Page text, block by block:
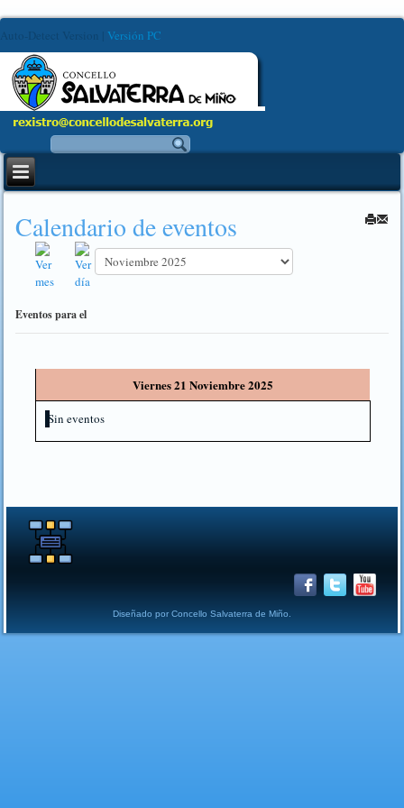
Auto-Detect Version Versión PC
Calendario de eventos
Eventos para el
Viernes 21 Noviembre 2025
Sin eventos
Diseñado por Concello Salvaterra de Miño.